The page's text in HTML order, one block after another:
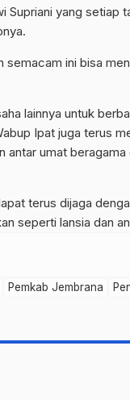
Supriani yang setiap
semacam ini bisa
lainnya untuk
Ipat juga terus
antar umat beragama
terus dijaga
seperti lansia dan
Pemkab Jembrana